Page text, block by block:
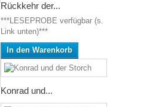
Rückkehr der...
***LESEPROBE verfügbar (s.
Link unten)***
In den Warenkorb
Konrad und...